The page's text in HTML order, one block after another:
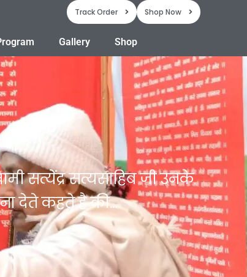
Track Order Shop Now
Gallery Shop
सत्येंद्र सत्यसाहिब जी उनके
देते कहते है की…